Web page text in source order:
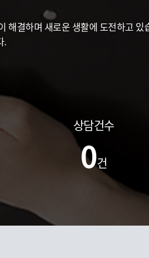
결하며 새로운 생활에 도전하고 있
.
상담건수
0건